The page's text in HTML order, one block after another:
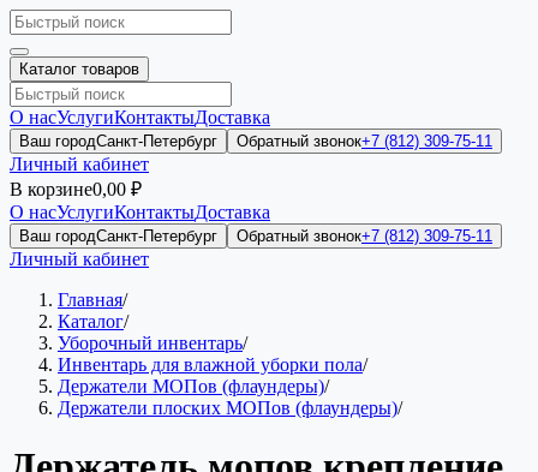
Каталог товаров
О насУслугиКонтактыДоставка
Ваш городСанкт-Петербург Обратный звонок+7 (812) 309-75-11
Личный кабинет
В корзине0,00 ₽
О насУслугиКонтактыДоставка
Ваш городСанкт-Петербург Обратный звонок+7 (812) 309-75-11
Личный кабинет
Главная/
Каталог/
Уборочный инвентарь/
Инвентарь для влажной уборки пола/
Держатели МОПов (флаундеры)/
Держатели плоских МОПов (флаундеры)/